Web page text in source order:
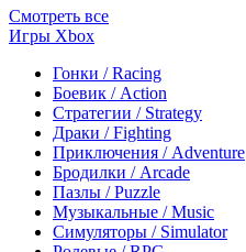
Смотреть все
Игры Xbox
Гонки / Racing
Боевик / Action
Стратегии / Strategy
Драки / Fighting
Приключения / Adventure
Бродилки / Arcade
Пазлы / Puzzle
Музыкальные / Music
Симуляторы / Simulator